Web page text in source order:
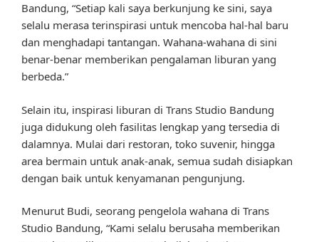
Bandung, “Setiap kali saya berkunjung ke sini, saya
selalu merasa terinspirasi untuk mencoba hal-hal baru
dan menghadapi tantangan. Wahana-wahana di sini
benar-benar memberikan pengalaman liburan yang
berbeda.”
Selain itu, inspirasi liburan di Trans Studio Bandung
juga didukung oleh fasilitas lengkap yang tersedia di
dalamnya. Mulai dari restoran, toko suvenir, hingga
area bermain untuk anak-anak, semua sudah disiapkan
dengan baik untuk kenyamanan pengunjung.
Menurut Budi, seorang pengelola wahana di Trans
Studio Bandung, “Kami selalu berusaha memberikan